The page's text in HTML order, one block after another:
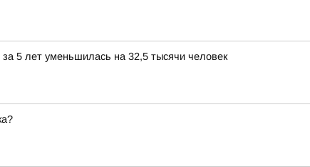
5 лет уменьшилась на 32,5 тысячи человек